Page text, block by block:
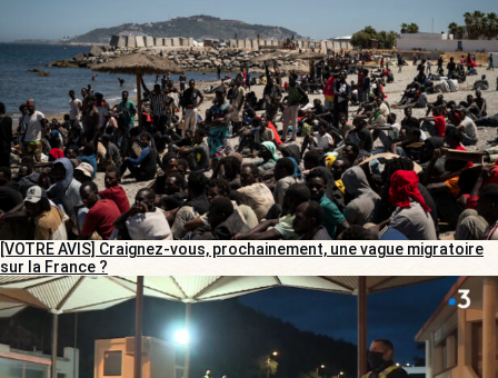
[VOTRE AVIS] Craignez-vous, prochainement, une vague migratoire
sur la France ?